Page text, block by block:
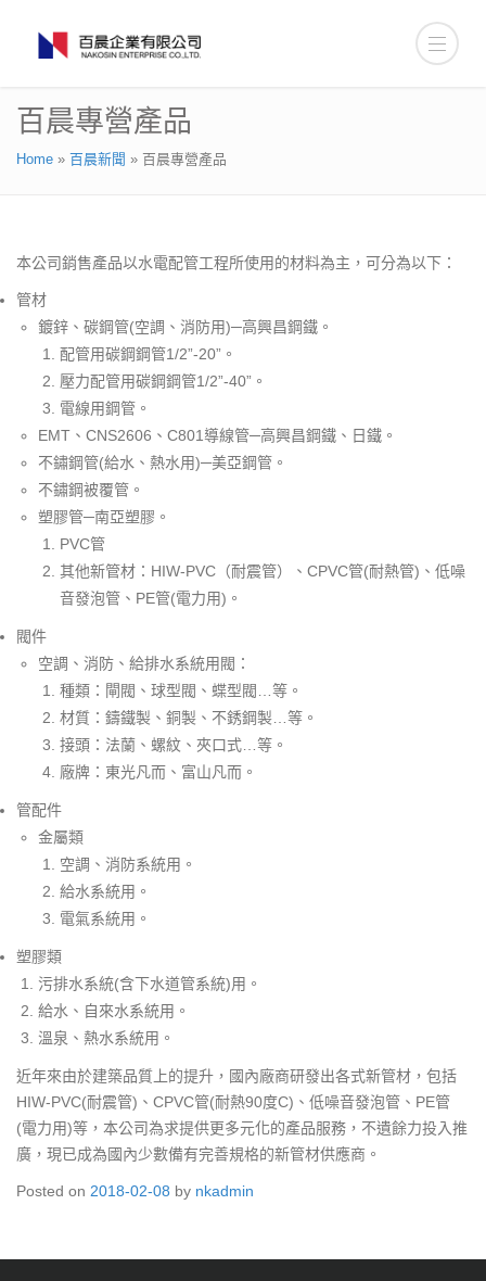
百晨專營產品
Home » 百晨新聞 » 百晨專營產品
本公司銷售產品以水電配管工程所使用的材料為主，可分為以下：
管材
鍍鋅、碳鋼管(空調、消防用)─高興昌鋼鐵。
配管用碳鋼鋼管1/2”-20”。
壓力配管用碳鋼鋼管1/2”-40”。
電線用鋼管。
EMT、CNS2606、C801導線管─高興昌鋼鐵、日鐵。
不鏽鋼管(給水、熱水用)─美亞鋼管。
不鏽鋼被覆管。
塑膠管─南亞塑膠。
PVC管
其他新管材：HIW-PVC（耐震管）、CPVC管(耐熱管)、低噪
音發泡管、PE管(電力用)。
閥件
空調、消防、給排水系統用閥：
種類：閘閥、球型閥、蝶型閥…等。
材質：鑄鐵製、銅製、不銹鋼製…等。
接頭：法蘭、螺紋、夾口式…等。
廠牌：東光凡而、富山凡而。
管配件
金屬類
空調、消防系統用。
給水系統用。
電氣系統用。
塑膠類
污排水系統(含下水道管系統)用。
給水、自來水系統用。
溫泉、熱水系統用。
近年來由於建築品質上的提升，國內廠商研發出各式新管材，包括
HIW-PVC(耐震管)、CPVC管(耐熱90度C)、低噪音發泡管、PE管
(電力用)等，本公司為求提供更多元化的產品服務，不遺餘力投入推
廣，現已成為國內少數備有完善規格的新管材供應商。
Posted on 2018-02-08 by nkadmin